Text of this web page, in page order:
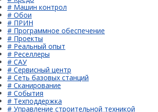
# Машин контрол
# Обои
# ПРИН
# Программное обеспечение
# Проекты
# Реальный опыт
# Реселлеры
# САУ
# Сервисный центр
# Сеть базовых станций
# Сканирование
# События
# Техподдержка
# Управление строительной техникой